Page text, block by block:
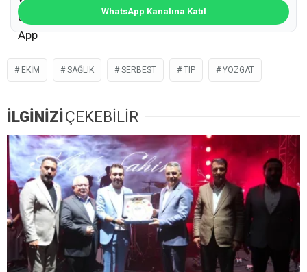
WhatsApp Kanalına Katıl
EKIM SAĞLIK SERBEST TIP YOZGAT
İLGİNİZİÇEKEBİLİR